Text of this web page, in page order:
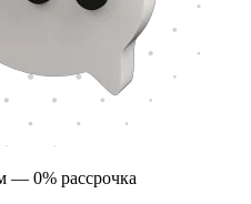
— 0% рассрочка